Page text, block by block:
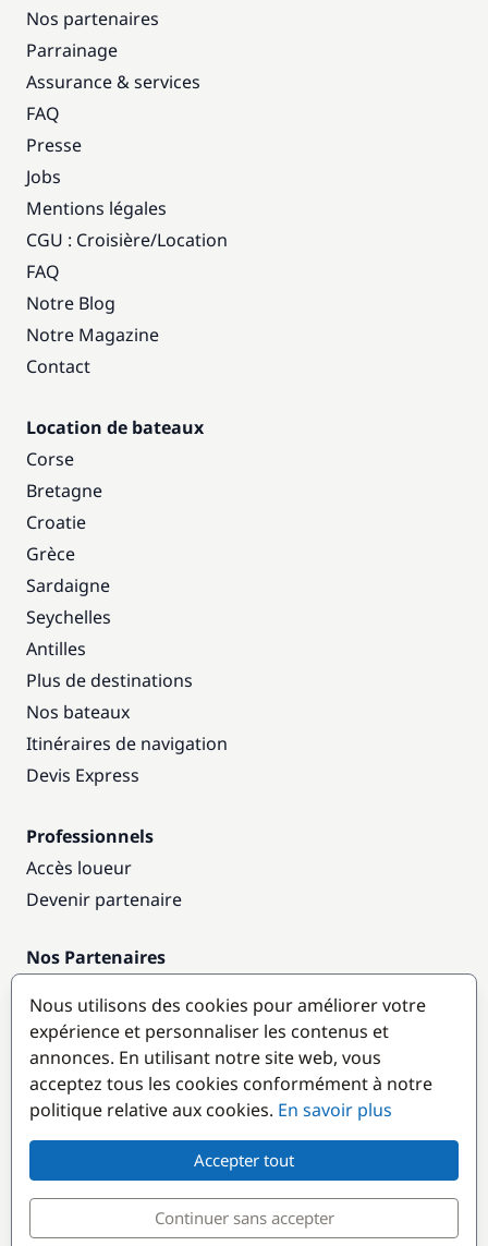
Nos partenaires
Parrainage
Assurance & services
FAQ
Presse
Jobs
Mentions légales
CGU : Croisière/Location
FAQ
Notre Blog
Notre Magazine
Contact
Location de bateaux
Corse
Bretagne
Croatie
Grèce
Sardaigne
Seychelles
Antilles
Plus de destinations
Nos bateaux
Itinéraires de navigation
Devis Express
Professionnels
Accès loueur
Devenir partenaire
Nos Partenaires
Destinations populaires
Nous utilisons des cookies pour améliorer votre
expérience et personnaliser les contenus et
annonces. En utilisant notre site web, vous
acceptez tous les cookies conformément à notre
politique relative aux cookies. En savoir plus
Accepter tout
Continuer sans accepter